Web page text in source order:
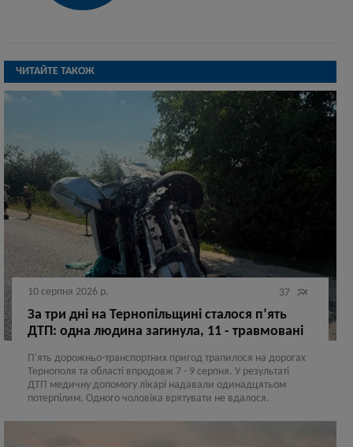
ЧИТАЙТЕ ТАКОЖ
10 серпня 2026 р. 37 
За три дні на Тернопільщині сталося п’ять
ДТП: одна людина загинула, 11 - травмовані
П'ять дорожньо-транспортних пригод трапилося на дорогах
Тернополя та області впродовж 7 - 9 серпня. У результаті
ДТП медичну допомогу лікарі надавали одинадцятьом
потерпілим. Одного чоловіка врятувати не вдалося.